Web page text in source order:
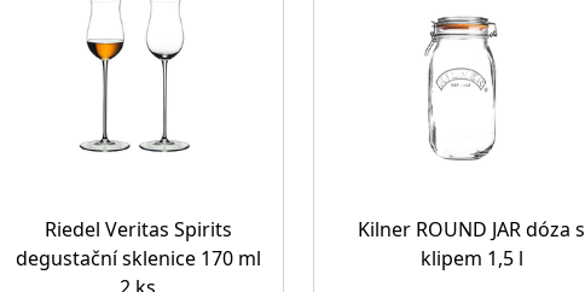
Riedel Veritas Spirits
degustační sklenice 170 ml
Kilner ROUND JAR dóza s
klipem 1,5 l